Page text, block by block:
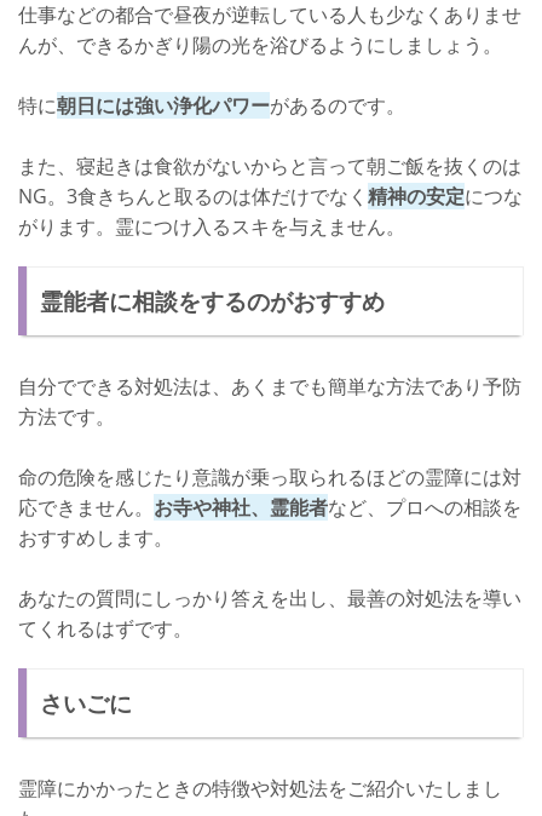
仕事などの都合で昼夜が逆転している人も少なくありませ
んが、できるかぎり陽の光を浴びるようにしましょう。
特に朝日には強い浄化パワーがあるのです。
また、寝起きは食欲がないからと言って朝ご飯を抜くのは
NG。3食きちんと取るのは体だけでなく 精神の安定につな
がります。霊につけ入るスキを与えません。
霊能者に相談をするのがおすすめ
自分でできる対処法は、あくまでも簡単な方法であり予防
方法です。
命の危険を感じたり意識が乗っ取られるほどの霊障には対
応できません。 お寺や神社、霊能者など、プロへの相談を
おすすめします。
あなたの質問にしっかり答えを出し、最善の対処法を導い
てくれるはずです。
さいごに
霊障にかかったときの特徴や対処法をご紹介いたしまし